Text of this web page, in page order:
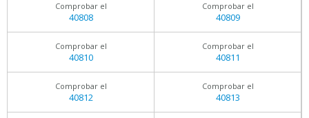
Comprobar el
40808
Comprobar el
40809
Comprobar el
40810
Comprobar el
40811
Comprobar el
40812
Comprobar el
40813